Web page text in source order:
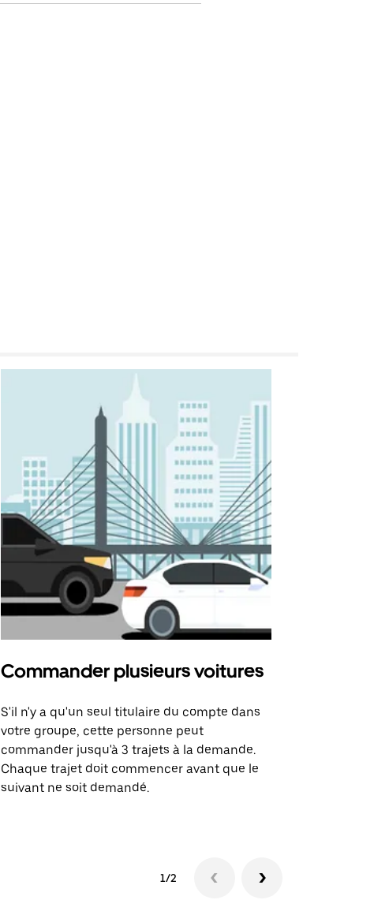
Commander plusieurs voitures
S'il n'y a qu'un seul titulaire du compte dans
votre groupe, cette personne peut
commander jusqu'à 3 trajets à la demande.
Chaque trajet doit commencer avant que le
suivant ne soit demandé.
1/2